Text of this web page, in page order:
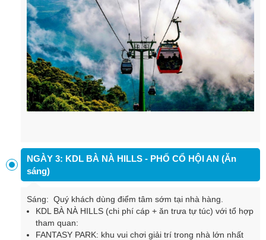
NGÀY 3: KDL BÀ NÀ HILLS - PHỐ CỔ HỘI AN (Ăn
sáng)
Sáng: Quý khách dùng điểm tâm sớm tại nhà hàng.
KDL BÀ NÀ HILLS (chi phí cáp + ăn trưa tự túc) với tổ hợp
tham quan:
FANTASY PARK: khu vui chơi giải trí trong nhà lớn nhất